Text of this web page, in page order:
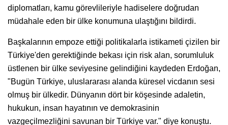
diplomatları, kamu görevlileriyle hadiselere doğrudan
müdahale eden bir ülke konumuna ulaştığını bildirdi.
Başkalarının empoze ettiği politikalarla istikameti çizilen bir
Türkiye'den gerektiğinde bekası için risk alan, sorumluluk
üstlenen bir ülke seviyesine gelindiğini kaydeden Erdoğan,
"Bugün Türkiye, uluslararası alanda küresel vicdanın sesi
olmuş bir ülkedir. Dünyanın dört bir köşesinde adaletin,
hukukun, insan hayatının ve demokrasinin
vazgeçilmezliğini savunan bir Türkiye var." diye konuştu.